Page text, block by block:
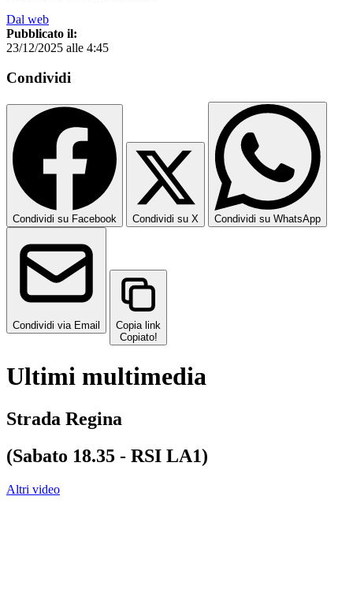
Dal web
Pubblicato il:
23/12/2025 alle 4:45
Condividi
Condividi su Facebook Condividi su X Condividi su WhatsApp
Condividi via Email
Copia link
Copiato!
Ultimi multimedia
Strada Regina
(Sabato 18.35 - RSI LA1)
Altri video